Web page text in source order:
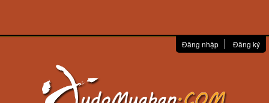
Đăng nhập Đăng ký